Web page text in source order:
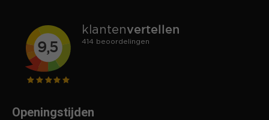
Openingstijden